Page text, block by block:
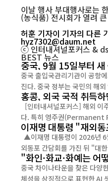
이날 행사 부대행사로는
(농식품) 전시회가 열려
허훈 기자이 기자의 다른
hyz7302@daum.net
ⓒ 인터내셔널포커스 &
BEST뉴스
중국, 9월 15일부터
중국 출입국관리기관이 공항에서 여행객들의 입국 심사를 진
진다. 중국 정부는 국민의 해
홍콩, 외국 국적 취득
[인터내셔널포커스] 해외 이
이재명 대통령 "재외
외동포 간담회를 가진 뒤 "대
"화인·화교·화예는
중국 차이나타운을 찾은 다양